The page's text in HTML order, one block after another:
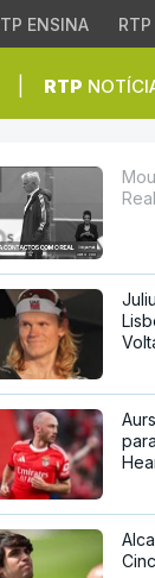
ENSINA
RTP
Real